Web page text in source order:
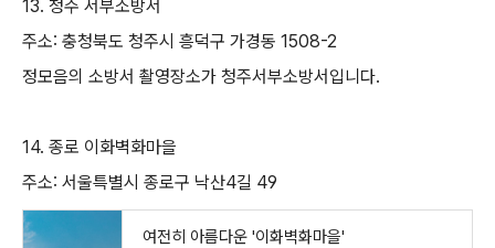
13. 청주 서부소방서
주소: 충청북도 청주시 흥덕구 가경동 1508-2
정모음의 소방서 촬영장소가 청주서부소방서입니다.
14. 종로 이화벽화마을
주소: 서울특별시 종로구 낙산4길 49
여전히 아름다운 '이화벽화마을'